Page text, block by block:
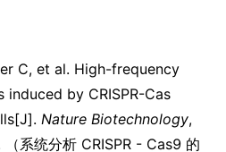
C, et al. High-frequency
by CRISPR-Cas
Nature Biotechnology,
系统分析 CRISPR - Cas9 的